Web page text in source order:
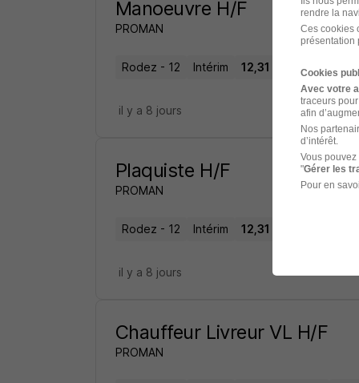
Manoeuvre H/F
PROMAN
Rodez - 12 Intérim 12,31 € / heure 2
il y a 8 jours
Plaquiste H/F
PROMAN
Rodez - 12 Intérim 12,31 € / heure
il y a 8 jours
Chauffeur Livreur VL H/F
PROMAN
rendre la
Ces cookies
présentation
Cookies
Avec votre
traceurs
afin
Nos
d’intérêt.
Vous
"Gérer les
Pour en